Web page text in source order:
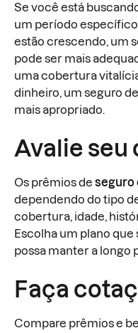
Se você está
um período
estão crescendo, um
pode ser mais
uma cobertura
dinheiro, um seguro
mais apropriado.
Avalie seu
Os prêmios de seguro
dependendo do tipo
cobertura, idade,
Escolha um plano que
possa manter a longo
Faça
Compare prêmios e